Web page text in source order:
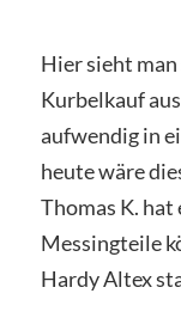
Hier sieht
Kurbelkauf
aufwendig in
heute wäre
Thomas K. hat
Messingteile
Hardy Altex